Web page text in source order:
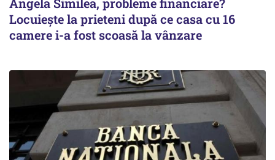
Locuiește la prieteni după ce casa cu 16
camere i-a fost scoasă la vânzare